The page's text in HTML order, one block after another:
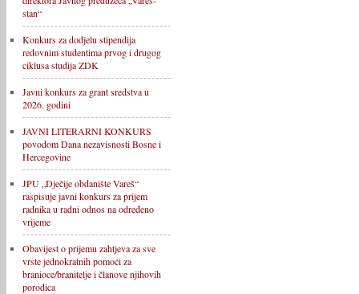
stan“
Konkurs za dodjelu stipendija
redovnim studentima prvog i drugog
ciklusa studija ZDK
Javni konkurs za grant sredstva u
2026. godini
JAVNI LITERARNI KONKURS
povodom Dana nezavisnosti Bosne i
Hercegovine
JPU „Dječije obdanište Vareš“
raspisuje javni konkurs za prijem
radnika u radni odnos na određeno
vrijeme
Obavijest o prijemu zahtjeva za sve
vrste jednokratnih pomoći za
branioce/branitelje i članove njihovih
porodica